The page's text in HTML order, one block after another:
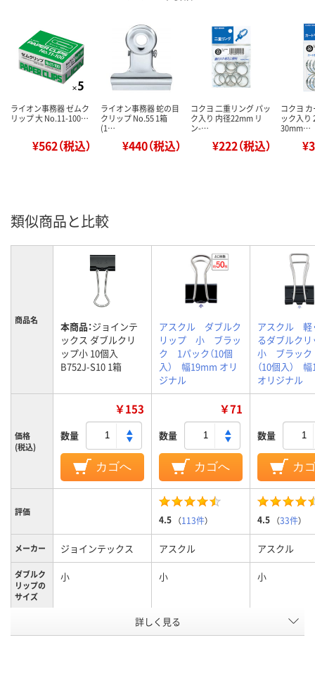
ライオン事務器 ゼムク
リップ 大 No.11-100…
¥562（税込）
ライオン事務器 蛇の目
クリップ No.55 1箱
(1…
¥440（税込）
コクヨ 二重リング パッ
ク入り 内径22mm リ
ン-…
¥222（税込）
コクヨ
ック入り
30mm…
類似商品と比較
商品名 本商品：ジョインテ
ックス ダブルクリ
ップ小 10個入
B752J-S10 1箱
アスクル ダブルク
リップ 小 ブラッ
ク 1パック（10個
入） 幅19mm オリ
ジナル
アスクル 軽
るダブルク
小 ブラッ
（10個入）
オリジナル
価格
(税込)
￥153
数量
カゴへ
￥71
数量
カゴへ
数量
カ
評価
4.5 （113件） 4.5 （33件）
メーカー ジョインテックス アスクル アスクル
ダブルク
リップの
サイズ
小 小 小
小
詳しく見る